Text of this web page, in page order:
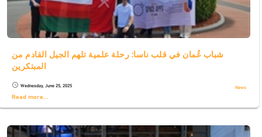
شباب عُمان في قلب ناسا: رحلة علمية تلهم الجيل القادم من
المبتكرين
schedule Wednesday, June 25, 2025 News
Read more...